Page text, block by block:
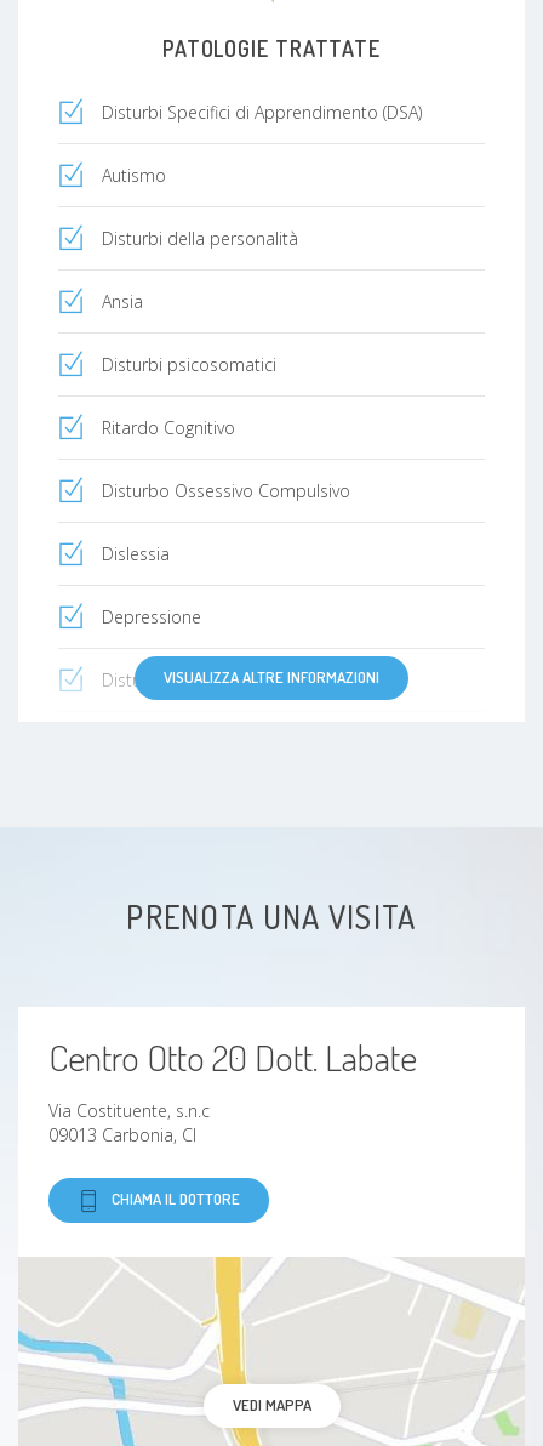
PATOLOGIE TRATTATE
Disturbi Specifici di Apprendimento (DSA)
Autismo
Disturbi della personalità
Ansia
Disturbi psicosomatici
Ritardo Cognitivo
Disturbo Ossessivo Compulsivo
Dislessia
Depressione
Disturbi del pensiero
Insonnia
Convulsioni febbrili
Disabilità intellettiva
VISUALIZZA ALTRE INFORMAZIONI
PRENOTA UNA VISITA
Centro Otto 20 Dott. Labate
Via Costituente, s.n.c
09013 Carbonia, CI
CHIAMA IL DOTTORE
VEDI MAPPA